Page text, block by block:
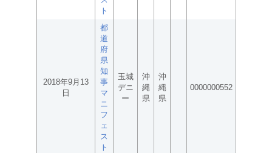
ト
2018年9月13
日
都
道
府
県
知
事
マ
ニ
フ
ェ
ス
ト
玉城
デニ
ー
沖
縄
県
沖
縄
県
0000000552